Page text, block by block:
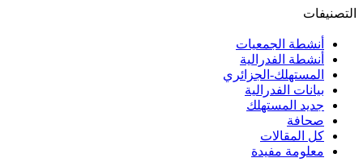
التصنيفات
أنشطة الجمعيات
أنشطة الفدرالية
المستهلك-الجزائري
بيانات الفدرالية
جديد المستهلك
صحافة
كل المقالات
معلومة مفيدة